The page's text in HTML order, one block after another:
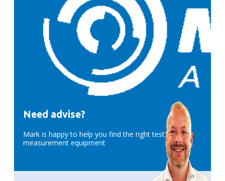
Need advise?
Mark is happy to help you find the right test &
measurement equipment